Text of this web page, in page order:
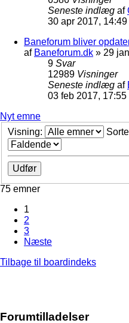
Seneste indlæg af
30 apr 2017, 14:49
Baneforum bliver
af Baneforum.dk » 29
9 Svar
12989 Visninger
Seneste indlæg af
03 feb 2017, 17:55
Nyt emne
Visning:
75 emner
1
2
3
Næste
Tilbage til boardindeks
Forumtilladelser